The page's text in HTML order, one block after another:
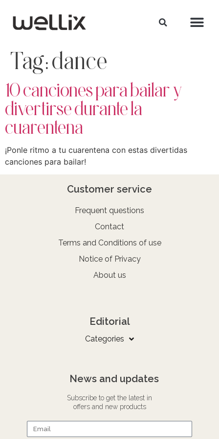
Tag:dance
10 canciones para bailar y
divertirse durante la
cuarentena
¡Ponle ritmo a tu cuarentena con estas divertidas
canciones para bailar!
Customer service
Frequent questions
Contact
Terms and Conditions of use
Notice of Privacy
About us
Editorial
Categories
News and updates
Subscribe to get the latest in
offers and new products